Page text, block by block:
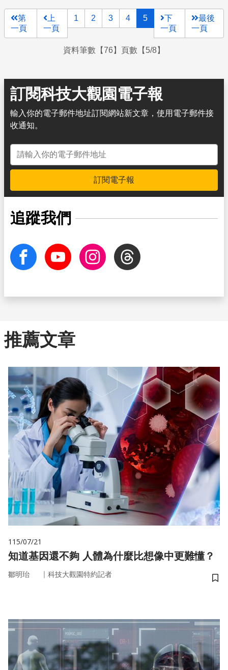
第
一頁
上
一頁
1 2 3 4 5
下
一頁
最後
一頁
資料筆數【76】頁數【5/8】
訂閱科技大觀園電子報
輸入你的電子郵件地址訂閱網站新文章，使用電子郵件接
收通知。
電子郵件地址
訂閱電子報
追蹤我們
facebook Youtube InstagramThreads
推薦文章
115/07/21
知道基因還不夠 人體為什麼比想像中更難懂？
鄒明珆 ｜ 科技大觀園特約記者
儲